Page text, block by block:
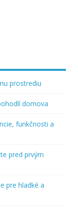
prostrediu
domova
funkčnosti a
pred prvým
pre hladké a